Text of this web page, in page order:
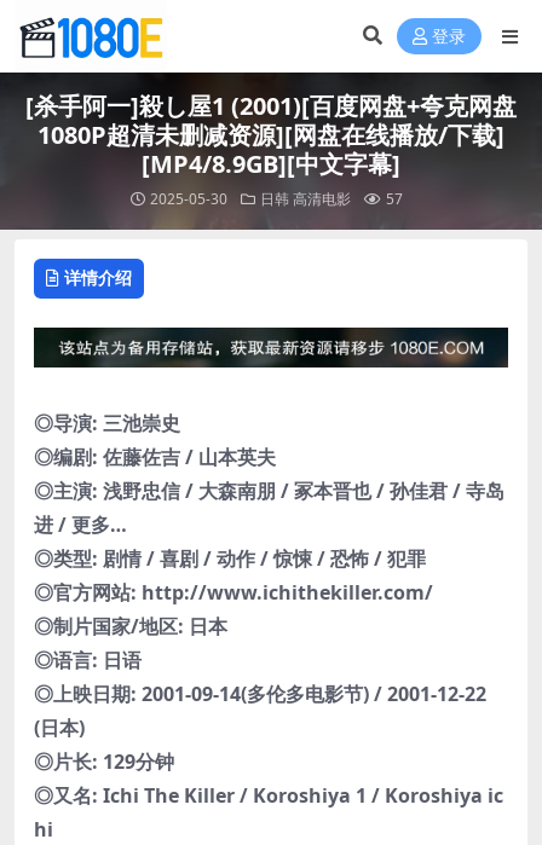
登录
[杀手阿一]殺し屋1 (2001)[百度网盘+夸克网盘
1080P超清未删减资源][网盘在线播放/下载]
[MP4/8.9GB][中文字幕]
2025-05-30 日韩 高清电影 57
详情介绍
◎导演: 三池崇史
◎编剧: 佐藤佐吉 / 山本英夫
◎主演: 浅野忠信 / 大森南朋 / 冢本晋也 / 孙佳君 / 寺岛
进 / 更多…
◎类型: 剧情 / 喜剧 / 动作 / 惊悚 / 恐怖 / 犯罪
◎官方网站: http://www.ichithekiller.com/
◎制片国家/地区: 日本
◎语言: 日语
◎上映日期: 2001-09-14(多伦多电影节) / 2001-12-22
(日本)
◎片长: 129分钟
◎又名: Ichi The Killer / Koroshiya 1 / Koroshiya ic
hi